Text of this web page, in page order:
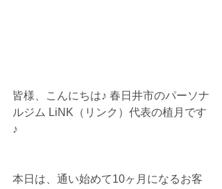
皆様、こんにちは♪ 春日井市のパーソナ
ルジム LiNK（リンク）代表の植月です
♪
本日は、通い始めて10ヶ月になるお客